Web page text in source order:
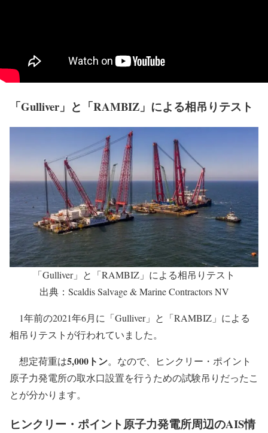
「Gulliver」と「RAMBIZ」による相吊りテスト
「Gulliver」と「RAMBIZ」による相吊りテスト
出典：Scaldis Salvage & Marine Contractors NV
1年前の2021年6月に「Gulliver」と「RAMBIZ」による
相吊りテストが行われていました。
想定荷重は5,000トン。なので、ヒンクリー・ポイント
原子力発電所の取水口設置を行うための試験吊りだったこ
とが分かります。
ヒンクリー・ポイント原子力発電所周辺のAIS情